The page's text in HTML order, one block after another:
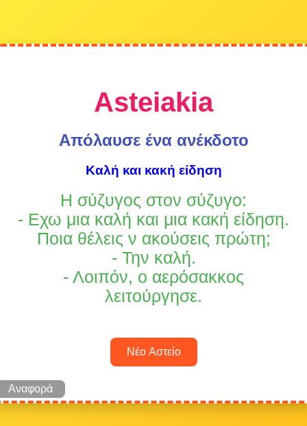
Asteiakia
Απόλαυσε ένα ανέκδοτο
Καλή και κακή είδηση
Η σύζυγος στον σύζυγο:
- Εχω μια καλή και μια κακή είδηση.
Ποια θέλεις ν ακούσεις πρώτη;
- Την καλή.
- Λοιπόν, ο αερόσακκος
λειτούργησε.
Νέο Αστείο
Αναφορά